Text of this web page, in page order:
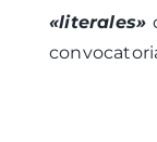
«literales»